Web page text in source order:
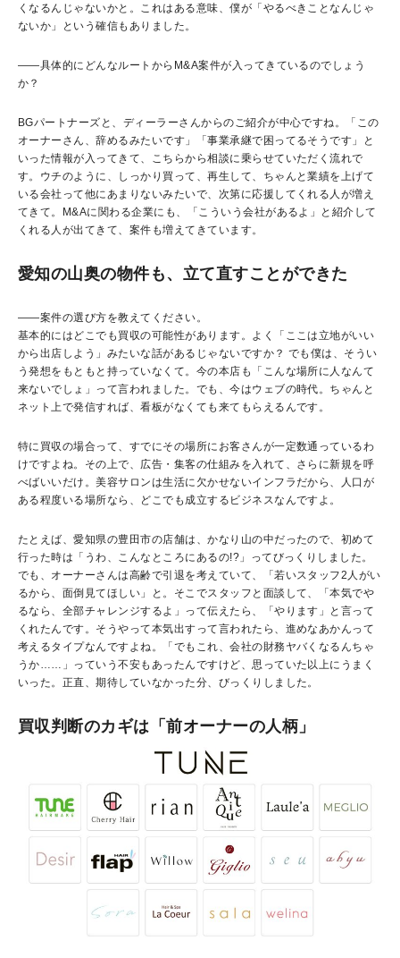
くなるんじゃないかと。これはある意味、僕が「やるべきことなんじゃ
ないか」という確信もありました。
――具体的にどんなルートからM&A案件が入ってきているのでしょう
か？
BGパートナーズと、ディーラーさんからのご紹介が中心ですね。「この
オーナーさん、辞めるみたいです」「事業承継で困ってるそうです」と
いった情報が入ってきて、こちらから相談に乗らせていただく流れで
す。ウチのように、しっかり買って、再生して、ちゃんと業績を上げて
いる会社って他にあまりないみたいで、次第に応援してくれる人が増え
てきて。M&Aに関わる企業にも、「こういう会社があるよ」と紹介して
くれる人が出てきて、案件も増えてきています。
愛知の山奥の物件も、立て直すことができた
――案件の選び方を教えてください。
基本的にはどこでも買収の可能性があります。よく「ここは立地がいい
から出店しよう」みたいな話があるじゃないですか？ でも僕は、そうい
う発想をもともと持っていなくて。今の本店も「こんな場所に人なんて
来ないでしょ」って言われました。でも、今はウェブの時代。ちゃんと
ネット上で発信すれば、看板がなくても来てもらえるんです。
特に買収の場合って、すでにその場所にお客さんが一定数通っているわ
けですよね。その上で、広告・集客の仕組みを入れて、さらに新規を呼
べばいいだけ。美容サロンは生活に欠かせないインフラだから、人口が
ある程度いる場所なら、どこでも成立するビジネスなんですよ。
たとえば、愛知県の豊田市の店舗は、かなり山の中だったので、初めて
行った時は「うわ、こんなところにあるの!?」ってびっくりしました。
でも、オーナーさんは高齢で引退を考えていて、「若いスタッフ2人がい
るから、面倒見てほしい」と。そこでスタッフと面談して、「本気でや
るなら、全部チャレンジするよ」って伝えたら、「やります」と言って
くれたんです。そうやって本気出すって言われたら、進めなあかんって
考えるタイプなんですよね。「でもこれ、会社の財務ヤバくなるんちゃ
うか……」っていう不安もあったんですけど、思っていた以上にうまく
いった。正直、期待していなかった分、びっくりしました。
買収判断のカギは「前オーナーの人柄」